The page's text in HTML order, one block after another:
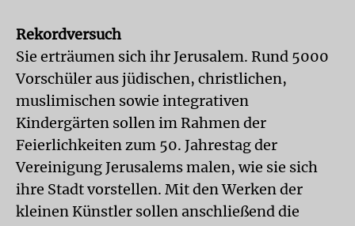
Rekordversuch
Sie erträumen sich ihr Jerusalem. Rund 5000
Vorschüler aus jüdischen, christlichen,
muslimischen sowie integrativen
Kindergärten sollen im Rahmen der
Feierlichkeiten zum 50. Jahrestag der
Vereinigung Jerusalems malen, wie sie sich
ihre Stadt vorstellen. Mit den Werken der
kleinen Künstler sollen anschließend die